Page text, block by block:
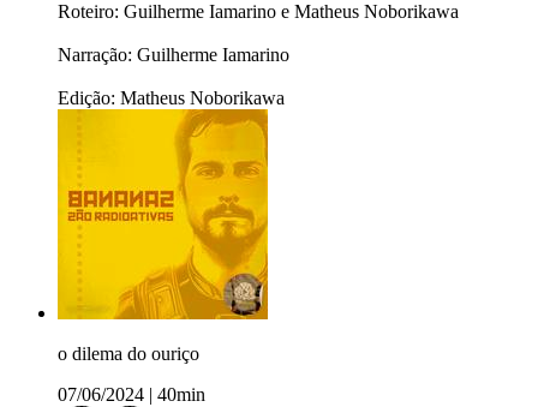
Roteiro: Guilherme Iamarino e Matheus Noborikawa
Narração: Guilherme Iamarino
Edição: Matheus Noborikawa
o dilema do ouriço
07/06/2024
40min